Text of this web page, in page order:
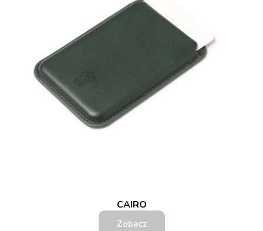
CAIRO
Zobacz